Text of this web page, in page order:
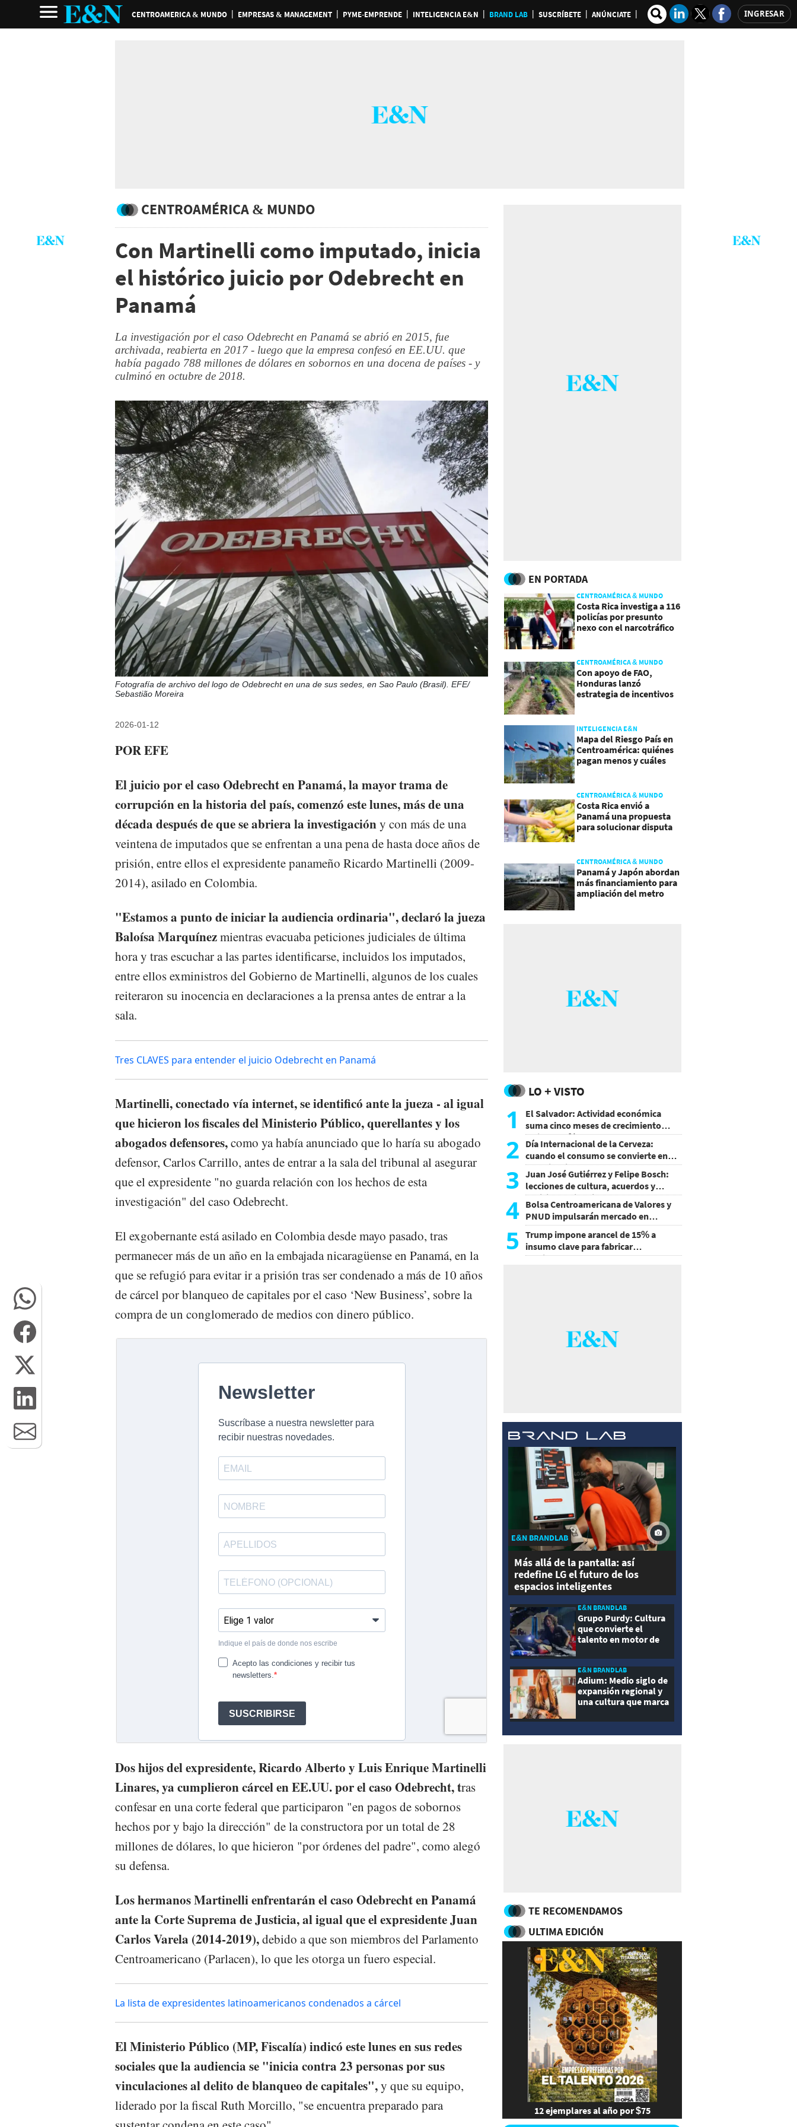
CENTROAMERICA & MUNDO EMPRESAS & MANAGEMENT PYME-EMPRENDE INTELIGENCIA E&N BRAND LAB SUSCRÍBETE ANÚNCIATE INGRESAR
CENTROAMÉRICA & MUNDO
Con Martinelli como imputado, inicia
el histórico juicio por Odebrecht en
Panamá
La investigación por el caso Odebrecht en Panamá se abrió en 2015, fue
archivada, reabierta en 2017 - luego que la empresa confesó en EE.UU. que
había pagado 788 millones de dólares en sobornos en una docena de países - y
culminó en octubre de 2018.
Fotografía de archivo del logo de Odebrecht en una de sus sedes, en Sao Paulo (Brasil). EFE/
Sebastião Moreira
2026-01-12
POR EFE
El juicio por el caso Odebrecht en Panamá, la mayor trama de
corrupción en la historia del país, comenzó este lunes, más de una
década después de que se abriera la investigacióny con más de una
veintena de imputados que se enfrentan a una pena de hasta doce años de
prisión, entre ellos el expresidente panameño Ricardo Martinelli (2009-
2014), asilado en Colombia.
"Estamos a punto de iniciar la audiencia ordinaria", declaró la jueza
Baloísa Marquínezmientras evacuaba peticiones judiciales de última
hora y tras escuchar a las partes identificarse, incluidos los imputados,
entre ellos exministros del Gobierno de Martinelli, algunos de los cuales
reiteraron su inocencia en declaraciones a la prensa antes de entrar a la
sala.
Tres CLAVES para entender el juicio Odebrecht en Panamá
Martinelli, conectado vía internet, se identificó ante la jueza - al igual
que hicieron los fiscales del Ministerio Público, querellantes y los
abogados defensores,como ya había anunciado que lo haría su abogado
defensor, Carlos Carrillo, antes de entrar a la sala del tribunal al asegurar
que el expresidente "no guarda relación con los hechos de esta
investigación" del caso Odebrecht.
El exgobernante está asilado en Colombia desde mayo pasado, tras
permanecer más de un año en la embajada nicaragüense en Panamá, en la
que se refugió para evitar ir a prisión tras ser condenado a más de 10 años
de cárcel por blanqueo de capitales por el caso ‘New Business’, sobre la
compra de un conglomerado de medios con dinero público.
Dos hijos del expresidente, Ricardo Alberto y Luis Enrique Martinelli
Linares, ya cumplieron cárcel en EE.UU. por el caso Odebrecht, tras
confesar en una corte federal que participaron "en pagos de sobornos
hechos por y bajo la dirección" de la constructora por un total de 28
millones de dólares, lo que hicieron "por órdenes del padre", como alegó
su defensa.
Los hermanos Martinelli enfrentarán el caso Odebrecht en Panamá
ante la Corte Suprema de Justicia, al igual que el expresidente Juan
Carlos Varela (2014-2019),debido a que son miembros del Parlamento
Centroamericano (Parlacen), lo que les otorga un fuero especial.
La lista de expresidentes latinoamericanos condenados a cárcel
El Ministerio Público (MP, Fiscalía) indicó este lunes en sus redes
sociales que la audiencia se "inicia contra 23 personas por sus
vinculaciones al delito de blanqueo de capitales",y que su equipo,
liderado por la fiscal Ruth Morcillo, "se encuentra preparado para
EN PORTADA
CENTROAMÉRICA & MUNDO
Costa Rica investiga a 116
policías por presunto
nexo con el narcotráfico
CENTROAMÉRICA & MUNDO
Con apoyo de FAO,
Honduras lanzó
estrategia de incentivos
INTELIGENCIA E&N
Mapa del Riesgo País en
Centroamérica: quiénes
pagan menos y cuáles
CENTROAMÉRICA & MUNDO
Costa Rica envió a
Panamá una propuesta
para solucionar disputa
CENTROAMÉRICA & MUNDO
Panamá y Japón abordan
más financiamiento para
ampliación del metro
LO + VISTO
1
El Salvador: Actividad económica
suma cinco meses de crecimiento
arriba de 4%
2 Día Internacional de la Cerveza:
cuando el consumo se convierte en
experiencia
3 Juan José Gutiérrez y Felipe Bosch:
lecciones de cultura, acuerdos y
decisiones sin miedo
4 Bolsa Centroamericana de Valores y
PNUD impulsarán mercado en
Honduras
5
Trump impone arancel de 15% a
insumo clave para fabricar
semiconductores y paneles
E&N BRANDLAB
Más allá de la pantalla: así
redefine LG el futuro de los
espacios inteligentes
E&N BRANDLAB
Grupo Purdy: Cultura
que convierte el
talento en motor de
E&N BRANDLAB
Adium: Medio siglo de
expansión regional y
una cultura que marca
TE RECOMENDAMOS
ULTIMA EDICIÓN
12 ejemplares al año por $75